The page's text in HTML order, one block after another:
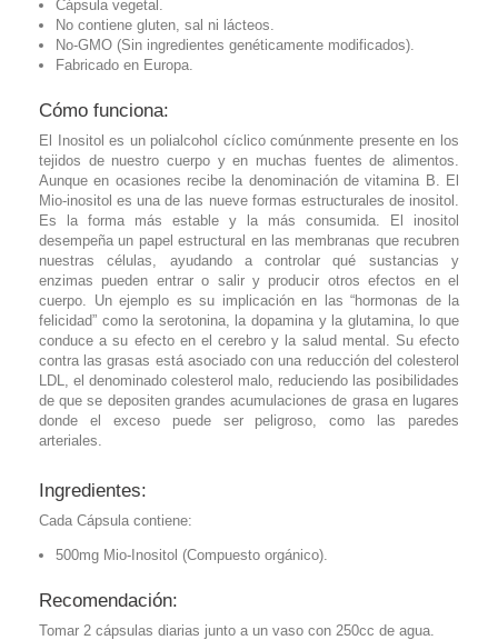
Cápsula vegetal.
No contiene gluten, sal ni lácteos.
No-GMO (Sin ingredientes genéticamente modificados).
Fabricado en Europa.
Cómo funciona:
El Inositol es un polialcohol cíclico comúnmente presente en los
tejidos de nuestro cuerpo y en muchas fuentes de alimentos.
Aunque en ocasiones recibe la denominación de vitamina B. El
Mio-inositol es una de las nueve formas estructurales de inositol.
Es la forma más estable y la más consumida. El inositol
desempeña un papel estructural en las membranas que recubren
nuestras células, ayudando a controlar qué sustancias y
enzimas pueden entrar o salir y producir otros efectos en el
cuerpo. Un ejemplo es su implicación en las “hormonas de la
felicidad” como la serotonina, la dopamina y la glutamina, lo que
conduce a su efecto en el cerebro y la salud mental. Su efecto
contra las grasas está asociado con una reducción del colesterol
LDL, el denominado colesterol malo, reduciendo las posibilidades
de que se depositen grandes acumulaciones de grasa en lugares
donde el exceso puede ser peligroso, como las paredes
arteriales.
Ingredientes:
Cada Cápsula contiene:
500mg Mio-Inositol (Compuesto orgánico).
Recomendación:
Tomar 2 cápsulas diarias junto a un vaso con 250cc de agua.